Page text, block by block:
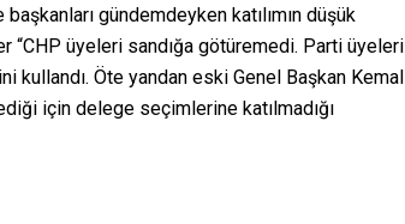
gündemdeyken katılımın düşük
“CHP üyeleri sandığa götüremedi. Parti üyeleri
kullandı. Öte yandan eski Genel Başkan Kemal
için delege seçimlerine katılmadığı